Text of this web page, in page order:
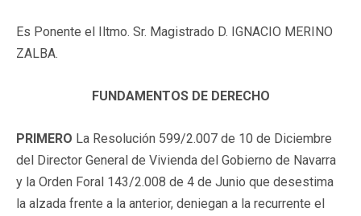
Es Ponente el Iltmo. Sr. Magistrado D. IGNACIO MERINO
ZALBA.
FUNDAMENTOS DE DERECHO
PRIMERO La Resolución 599/2.007 de 10 de Diciembre
del Director General de Vivienda del Gobierno de Navarra
y la Orden Foral 143/2.008 de 4 de Junio que desestima
la alzada frente a la anterior, deniegan a la recurrente el